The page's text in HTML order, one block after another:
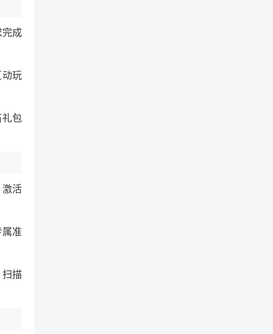
成
玩
包
活
准
描